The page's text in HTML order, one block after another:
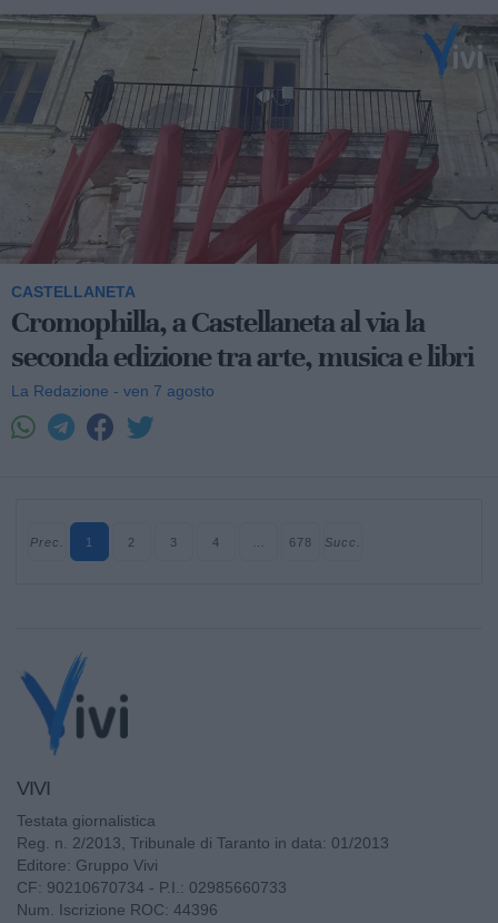
CASTELLANETA
Cromophilla, a Castellaneta al via la
seconda edizione tra arte, musica e libri
La Redazione - ven 7 agosto
Prec. 1 2 3 4 678 Succ.
VIVI
Testata giornalistica
Reg. n. 2/2013, Tribunale di Taranto in data: 01/2013
Editore: Gruppo Vivi
CF: 90210670734 - P.I.: 02985660733
Num. Iscrizione ROC: 44396